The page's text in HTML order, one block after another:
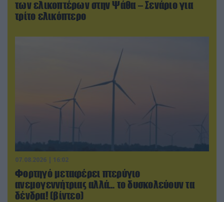
των ελικοπτέρων στην Ψάθα – Σενάριο για
τρίτο ελικόπτερο
07.08.2026 | 16:02
Φορτηγό μεταφέρει πτερύγιο
ανεμογεννήτριας αλλά… το δυσκολεύουν τα
δένδρα! (βίντεο)